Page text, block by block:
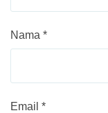
Nama *
Email *